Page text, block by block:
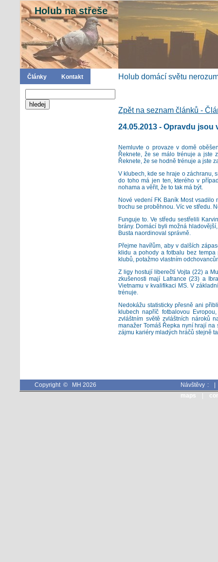
Holub na střeše
Články Kontakt Holub domácí světu
Zpět na seznam článků -
24.05.2013 - Opravdu
Nemluvte o provaze v domě
Řeknete, že se málo trénuje a jste
Řeknete, že se hodně trénuje a jste
V klubech, kde se hraje o záchranu,
do toho má jen ten, kterého v
nohama a věřit, že to tak má být.
Nové vedení FK Baník Most
trochu se proběhnou. Víc ve středu.
Funguje to. Ve středu sestřelili
brány. Domácí byli možná
Busta naordinoval správně.
Přejme havířům, aby v dalších
klidu a pohody a fotbalu bez
klubů, potažmo vlastním
Z ligy hostují liberečtí Vojta (22) a
zkušenosti mají Lafrance (23) a
Vietnamu v kvalifikaci MS. V
trénuje.
Nedokážu statisticky přesně ani
klubech napříč fotbalovou
zvláštním světě zvláštních nároků
manažer Tomáš Řepka nyní hrají
zájmu kariéry mladých hráčů stejně
Copyright © MH 2026
Návštěvy
maps